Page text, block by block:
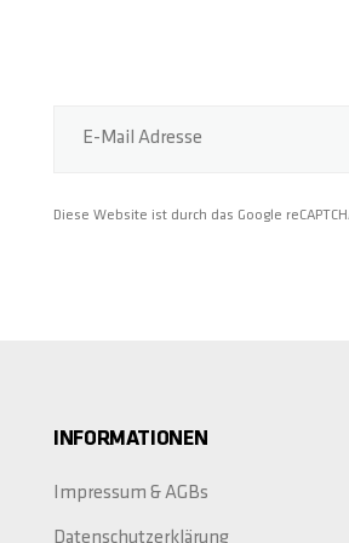
E-Mail Adresse
Diese Website ist durch das Google
INFORMATIONEN
Impressum & AGBs
Datenschutzerklärung